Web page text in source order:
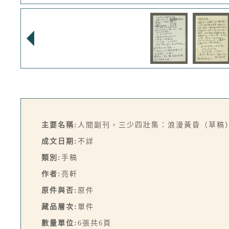
主要名稱: 人間副刊，三少四壯集：浪漫黃昏（草稿
成文日期: 不詳
類別: 手稿
作者: 亮軒
原件與否: 原件
藏品層次: 單件
數量單位: 6張共6頁